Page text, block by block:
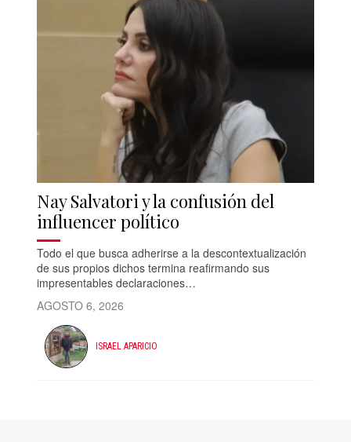
Nay Salvatori y la confusión del
influencer político
Todo el que busca adherirse a la descontextualización
de sus propios dichos termina reafirmando sus
impresentables declaraciones…
AGOSTO 6, 2026
ISRAEL APARICIO